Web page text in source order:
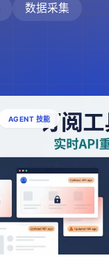
数据采集
AGENT 技能